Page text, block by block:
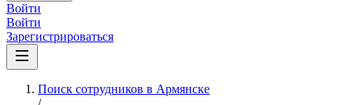
Войти
Войти
Зарегистрироваться
Поиск сотрудников в Армянске